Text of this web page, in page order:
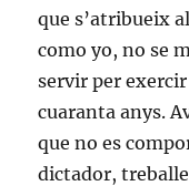
que s’atribueix
como yo, no se
servir per
cuaranta anys.
que no es
dictador,